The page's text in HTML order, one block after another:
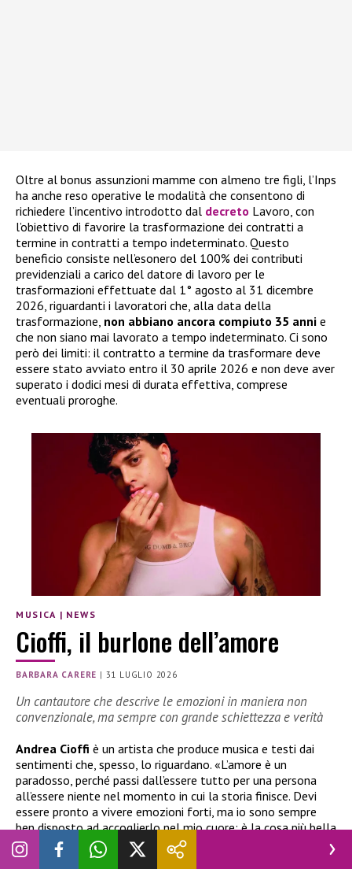
Oltre al bonus assunzioni mamme con almeno tre figli, l’Inps
ha anche reso operative le modalità che consentono di
richiedere l’incentivo introdotto dal decreto Lavoro, con
l’obiettivo di favorire la trasformazione dei contratti a
termine in contratti a tempo indeterminato. Questo
beneficio consiste nell’esonero del 100% dei contributi
previdenziali a carico del datore di lavoro per le
trasformazioni effettuate dal 1° agosto al 31 dicembre
2026, riguardanti i lavoratori che, alla data della
trasformazione, non abbiano ancora compiuto 35 anni e
che non siano mai lavorato a tempo indeterminato. Ci sono
però dei limiti: il contratto a termine da trasformare deve
essere stato avviato entro il 30 aprile 2026 e non deve aver
superato i dodici mesi di durata effettiva, comprese
eventuali proroghe.
MUSICA | NEWS
Cioffi, il burlone dell’amore
BARBARA CARERE | 31 LUGLIO 2026
Un cantautore che descrive le emozioni in maniera non
convenzionale, ma sempre con grande schiettezza e verità
Andrea Cioffi è un artista che produce musica e testi dai
sentimenti che, spesso, lo riguardano. «L’amore è un
paradosso, perché passi dall’essere tutto per una persona
all’essere niente nel momento in cui la storia finisce. Devi
essere pronto a vivere emozioni forti, ma io sono sempre
ben disposto ad accoglierlo nel mio cuore: è la cosa più bella
del mondo. Questo sentimento muove tutto», ha
confessato durante l’intervista il cantante salentino.